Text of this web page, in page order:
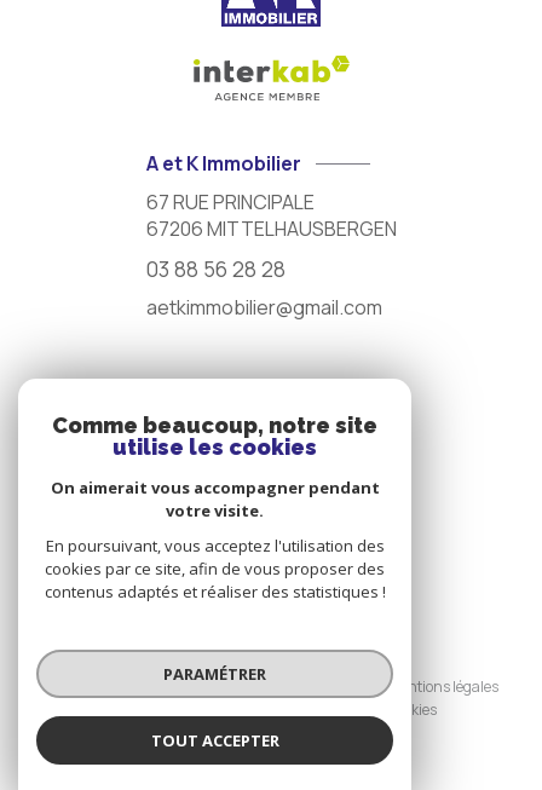
A et K Immobilier
67 RUE PRINCIPALE
67206MITTELHAUSBERGEN
03 88 56 28 28
aetkimmobilier@gmail.com
Nous suivre
© 2026 | Tous droits réservés
Nos honoraires
Nos partenaires
Mentions légales
Cookies
Comme beaucoup, notre site
utilise les cookies
On aimerait vous accompagner pendant
votre visite.
En poursuivant, vous acceptez l'utilisation des
cookies par ce site, afin de vous proposer des
contenus adaptés et réaliser des statistiques !
PARAMÉTRER
TOUT ACCEPTER